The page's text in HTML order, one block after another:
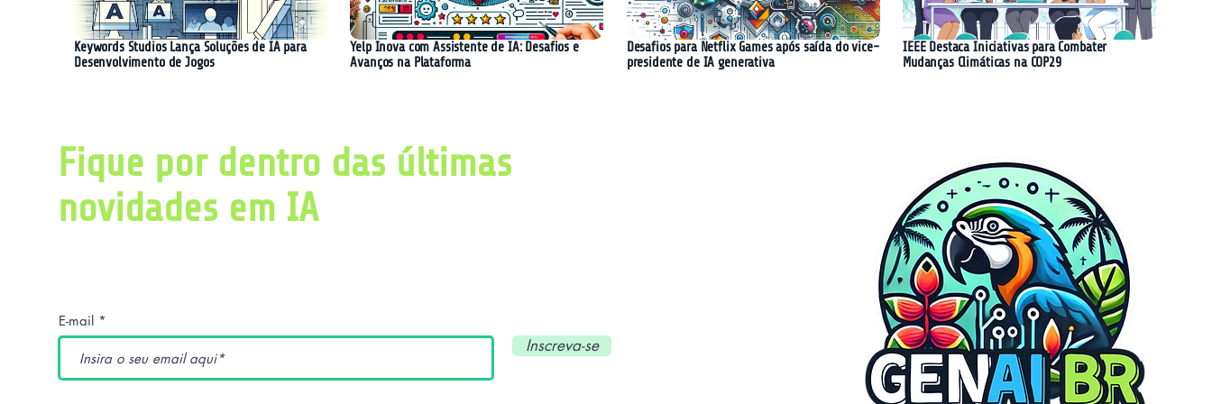
Keywords Studios Lança Soluções de IA para
Desenvolvimento de Jogos
Yelp Inova com Assistente de IA: Desafios e
Avanços na Plataforma
Desafios para Netflix Games após saída do vice-
presidente de IA generativa
IEEE Destaca Iniciativas para Combater
Mudanças Climáticas na COP29
Fique por dentro das últimas
novidades em IA
E-mail
Inscreva-se